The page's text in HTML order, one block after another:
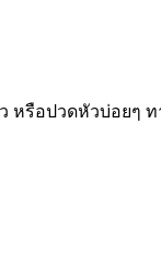
หรือปวดหัวบ่อย